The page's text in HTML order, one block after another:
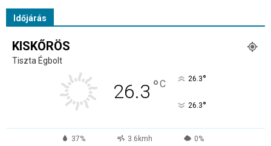
Időjárás
KISKŐRÖS
Tiszta Égbolt
26.3 °C 26.3°
26.3°
37% 3.6kmh 0%